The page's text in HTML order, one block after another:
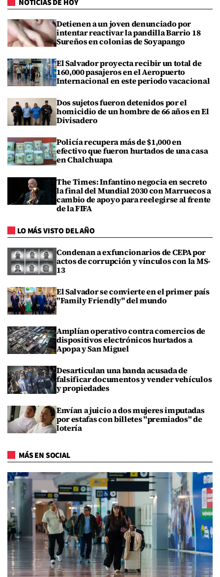
NOTICIAS DE HOY
Detienen a un joven denunciado por
intentar reactivar la pandilla Barrio 18
Sureños en colonias de Soyapango
El Salvador proyecta recibir un total de
160,000 pasajeros en el Aeropuerto
Internacional en este periodo vacacional
Dos sujetos fueron detenidos por el
homicidio de un hombre de 66 años en El
Divisadero
Policía recupera más de $1,000 en
efectivo que fueron hurtados de una casa
en Chalchuapa
The Times: Infantino negocia en secreto
la final del Mundial 2030 con Marruecos a
cambio de apoyo para reelegirse al frente
de la FIFA
LO MÁS VISTO DEL AÑO
Condenan a exfuncionarios de CEPA por
actos de corrupción y vínculos con la MS-
13
El Salvador se convierte en el primer país
"Family Friendly" del mundo
Amplían operativo contra comercios de
dispositivos electrónicos hurtados a
Apopa y San Miguel
Desarticulan una banda acusada de
falsificar documentos y vender vehículos
y propiedades
Envían a juicio a dos mujeres imputadas
por estafas con billetes "premiados" de
lotería
MÁS EN SOCIAL